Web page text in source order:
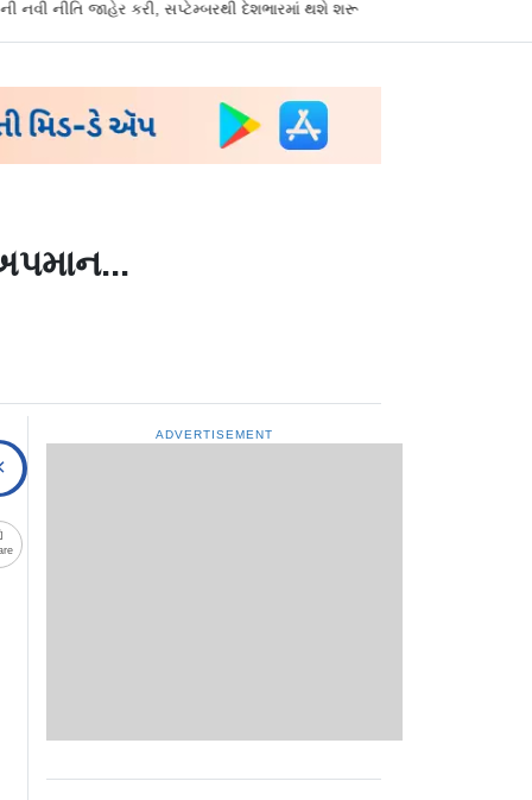
સપ્ટેમ્બરથી દેશભારમાં થશે શરૂ તુકારામ મુંઢે On Fire: "સરકારી નિયમો
ADVERTISEMENT